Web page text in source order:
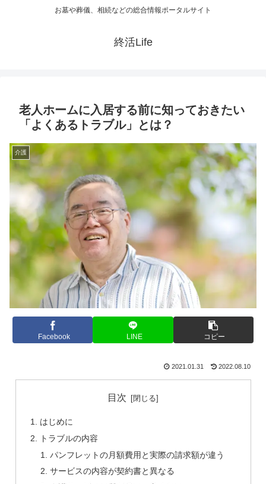
お墓や葬儀、相続などの総合情報ポータルサイト
終活Life
老人ホームに入居する前に知っておきたい
「よくあるトラブル」とは？
介護
Facebook LINE コピー
2021.01.31 2022.08.10
目次
はじめに
トラブルの内容
パンフレットの月額費用と実際の請求額が違う
サービスの内容が契約書と異なる